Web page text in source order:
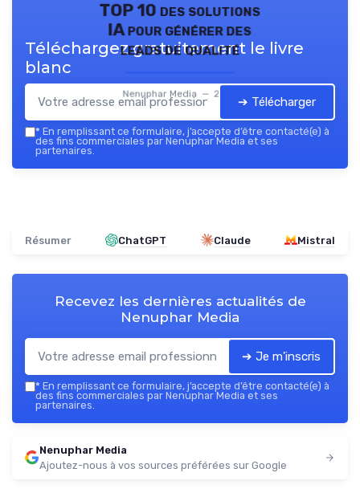
TOP 10 des solutions
IA pour générer des
leads de qualité
Nenuphar Media — 2026
Téléchargez gratuitement le livre
blanc
➔ Télécharger
* En remplissant ce formulaire, j’accepte d’être contacté(e) à
des fins commerciales par Nenuphar Media et ses
partenaires.
Résumer ChatGPT Claude Mistral
Recevez les dernières actualités de
Nenuphar Media
➔ Je m'inscris
* En remplissant ce formulaire, j’accepte d’être contacté(e) à
des fins commerciales par Nenuphar Media et ses
partenaires.
Nenuphar Media
Ajoutez-nous à vos sources préférées sur Google